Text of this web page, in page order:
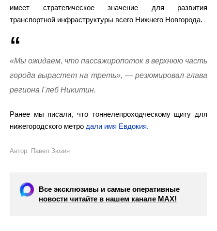
имеет стратегическое значение для развития
транспортной инфраструктуры всего Нижнего Новгорода.
«Мы ожидаем, что пассажиропоток в верхнюю часть
города вырастет на треть», — резюмировал глава
региона Глеб Никитин.
Ранее мы писали, что тоннелепроходческому щиту для
нижегородского метро дали имя Евдокия.
Автор: Павел Зюзин
Все эксклюзивы и самые оперативные
новости читайте в нашем канале МАХ!